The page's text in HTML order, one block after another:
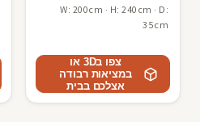
W: 200cm · H: 240cm · D:
35cm
צפו ב3D או
במציאות רבודה
אצלכם בבית